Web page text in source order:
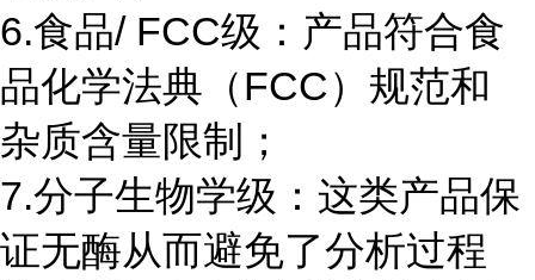
6.食品/ FCC级：产品符合食
品化学法典（FCC）规范和
杂质含量限制；
7.分子生物学级：这类产品保
证无酶从而避免了分析过程